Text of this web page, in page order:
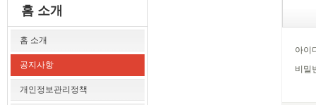
홈 소개
홈 소개
공지사항
개인정보관리정책
아이
비밀